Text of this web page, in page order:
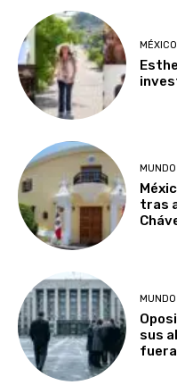
MÉXICO
MUNDO
tras
MUNDO
sus